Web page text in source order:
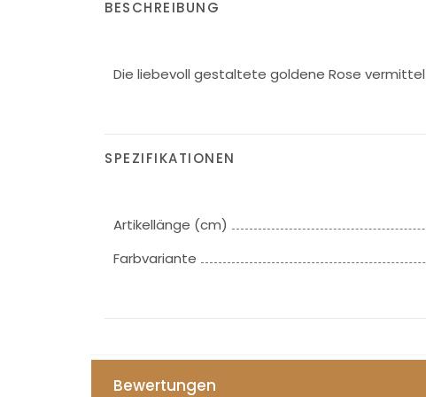
BESCHREIBUNG
Die liebevoll gestaltete goldene Rose
SPEZIFIKATIONEN
Artikellänge (cm)
Farbvariante
Bewertungen